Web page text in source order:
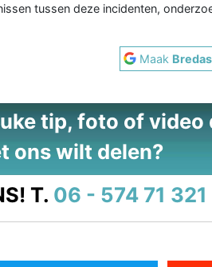
tussen deze incidenten,
Maak
tip, foto of video
ons wilt delen?
T. 06 - 574 71 321